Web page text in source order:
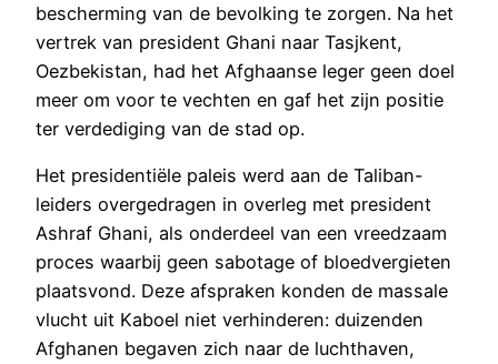
bescherming van de bevolking te zorgen. Na het
vertrek van president Ghani naar Tasjkent,
Oezbekistan, had het Afghaanse leger geen doel
meer om voor te vechten en gaf het zijn positie
ter verdediging van de stad op.
Het presidentiële paleis werd aan de Taliban-
leiders overgedragen in overleg met president
Ashraf Ghani, als onderdeel van een vreedzaam
proces waarbij geen sabotage of bloedvergieten
plaatsvond. Deze afspraken konden de massale
vlucht uit Kaboel niet verhinderen: duizenden
Afghanen begaven zich naar de luchthaven,